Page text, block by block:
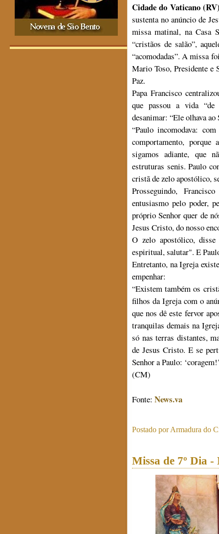
Cidade do Vaticano
sustenta no anúncio de
missa matinal, na Casa
“cristãos de salão”,
“acomodadas”. A missa
Mario Toso, Presidente e
Paz.
Papa Francisco
que passou a vida “de
desanimar: “Ele olhava ao
“Paulo incomodava:
comportamento, porque
sigamos adiante, que
estruturas senis. Paulo
cristã de zelo apostólico,
Prosseguindo,
entusiasmo pelo poder,
próprio Senhor quer de
Jesus Cristo, do nosso
O zelo apostólico,
espiritual, salutar". E
Entretanto, na Igreja
empenhar:
“Existem também os
filhos da Igreja com o
que nos dê este fervor
tranquilas demais na
só nas terras distantes,
de Jesus Cristo. E se
Senhor a Paulo:
(CM)
Fonte: News.va
Postado porArmadura do
Missa de 7º Dia